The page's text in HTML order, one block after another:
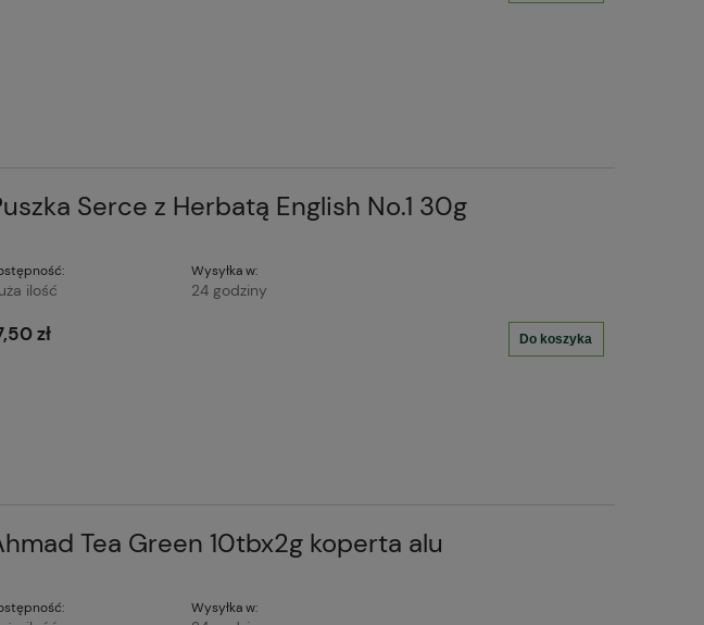
Serce z Herbatą English No.1 30g
ilość
Wysyłka w:
24 godziny
zł Do koszyka
Tea Green 10tbx2g koperta alu
Wysyłka w: